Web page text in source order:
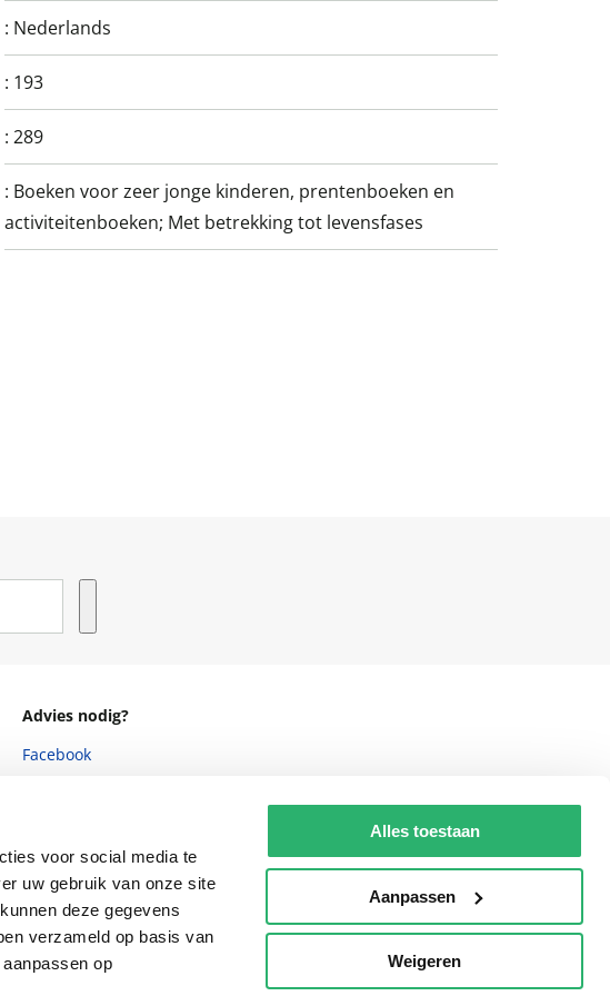
voor social media te
uw gebruik van onze site
deze gegevens
verzameld op basis van
op
Alles toestaan
Aanpassen
Weigeren
: Nederlands
: 193
:289
: Boeken voor zeer jonge kinderen, prentenboeken en
activiteitenboeken; Met betrekking tot levensfases
Advies nodig?
Facebook